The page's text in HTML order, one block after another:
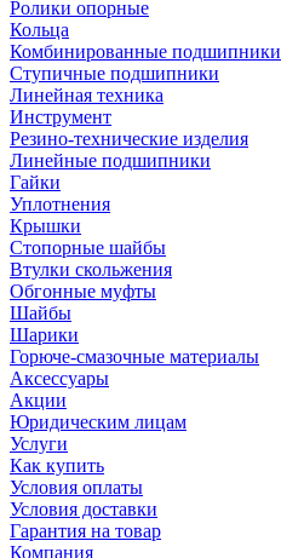
Ролики опорные
Кольца
Комбинированные подшипники
Ступичные подшипники
Линейная техника
Инструмент
Резино-технические изделия
Линейные подшипники
Гайки
Уплотнения
Крышки
Стопорные шайбы
Втулки скольжения
Обгонные муфты
Шайбы
Шарики
Горюче-смазочные материалы
Аксессуары
Акции
Юридическим лицам
Услуги
Как купить
Условия оплаты
Условия доставки
Гарантия на товар
Компания